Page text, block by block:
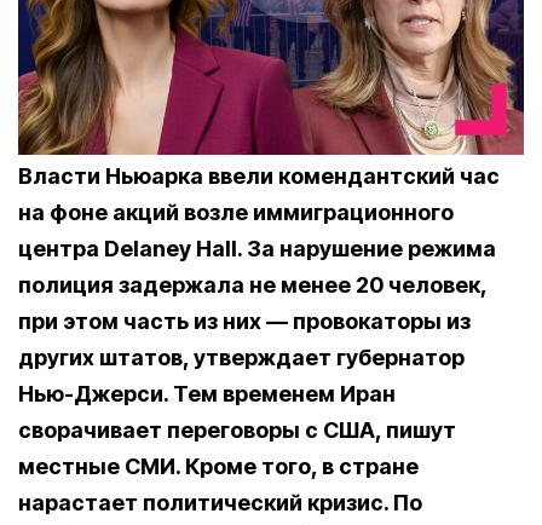
Власти Ньюарка ввели комендантский час
на фоне акций возле иммиграционного
центра Delaney Hall. За нарушение режима
полиция задержала не менее 20 человек,
при этом часть из них — провокаторы из
других штатов, утверждает губернатор
Нью-Джерси. Тем временем Иран
сворачивает переговоры с США, пишут
местные СМИ. Кроме того, в стране
нарастает политический кризис. По